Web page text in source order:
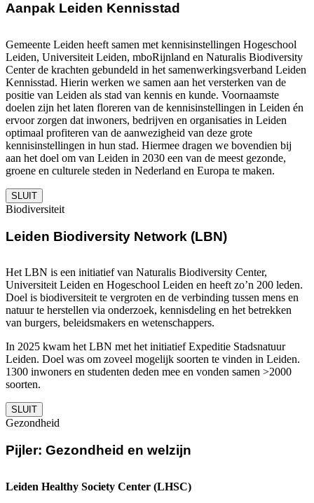
Aanpak Leiden Kennisstad
Gemeente Leiden heeft samen met kennisinstellingen Hogeschool
Leiden, Universiteit Leiden, mboRijnland en Naturalis Biodiversity
Center de krachten gebundeld in het samenwerkingsverband Leiden
Kennisstad. Hierin werken we samen aan het versterken van de
positie van Leiden als stad van kennis en kunde. Voornaamste
doelen zijn het laten floreren van de kennisinstellingen in Leiden én
ervoor zorgen dat inwoners, bedrijven en organisaties in Leiden
optimaal profiteren van de aanwezigheid van deze grote
kennisinstellingen in hun stad. Hiermee dragen we bovendien bij
aan het doel om van Leiden in 2030 een van de meest gezonde,
groene en culturele steden in Nederland en Europa te maken.
SLUIT
Biodiversiteit
Leiden Biodiversity Network (LBN)
Het LBN is een initiatief van Naturalis Biodiversity Center,
Universiteit Leiden en Hogeschool Leiden en heeft zo’n 200 leden.
Doel is biodiversiteit te vergroten en de verbinding tussen mens en
natuur te herstellen via onderzoek, kennisdeling en het betrekken
van burgers, beleidsmakers en wetenschappers.
In 2025 kwam het LBN met het initiatief Expeditie Stadsnatuur
Leiden. Doel was om zoveel mogelijk soorten te vinden in Leiden.
1300 inwoners en studenten deden mee en vonden samen >2000
soorten.
SLUIT
Gezondheid
Pijler: Gezondheid en welzijn
Leiden Healthy Society Center (LHSC)